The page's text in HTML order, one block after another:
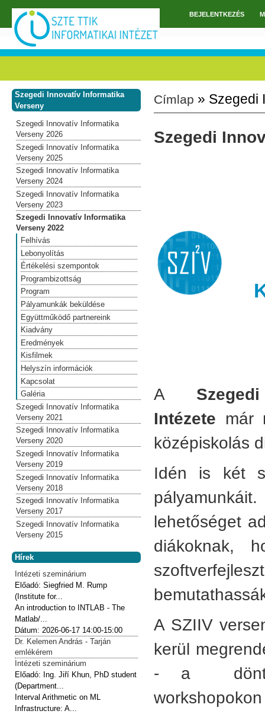
Ugrás a tartalomra
FőmenüBEJELENTKEZÉS
Jelenlegi hely
Címlap » Szegedi
Szegedi
A
Intézete már
középiskolás
Idén is két
pályamunkáit.
lehetőséget
diákoknak,
A SZIIV
kerül
- a döntős
Szegedi Innovatív Informatika
Verseny
Szegedi Innovatív Informatika
Verseny 2026
Szegedi Innovatív Informatika
Verseny 2025
Szegedi Innovatív Informatika
Verseny 2024
Szegedi Innovatív Informatika
Verseny 2023
Szegedi Innovatív Informatika
Verseny 2022
Felhívás
Lebonyolítás
Értékelési szempontok
Programbizottság
Program
Pályamunkák beküldése
Együttműködő partnereink
Kiadvány
Eredmények
Kisfilmek
Helyszín információk
Kapcsolat
Galéria
Szegedi Innovatív Informatika
Verseny 2021
Szegedi Innovatív Informatika
Verseny 2020
Szegedi Innovatív Informatika
Verseny 2019
Szegedi Innovatív Informatika
Verseny 2018
Szegedi Innovatív Informatika
Verseny 2017
Szegedi Innovatív Informatika
Verseny 2015
Hírek
Intézeti szeminárium
Előadó:Siegfried M. Rump
(Institute for...
An introduction to INTLAB - The
Matlab/...
Dátum:2026-06-17 14:00-15:00
Dr. Kelemen András - Tarján
emlékérem
Intézeti szeminárium
Előadó: Ing. Jiří Khun, PhD student
(Department...
Interval Arithmetic on ML
Infrastructure: A...